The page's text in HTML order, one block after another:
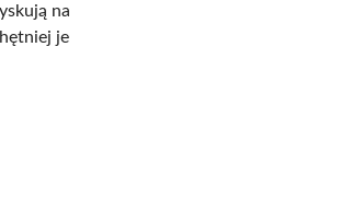
na
je